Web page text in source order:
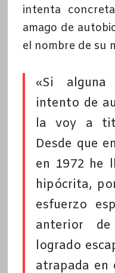
intenta
amago de
el nombre de su
«Si
intento de
la voy a
Desde que
en 1972 he
hipócrita,
esfuerzo
anterior
logrado
atrapada en